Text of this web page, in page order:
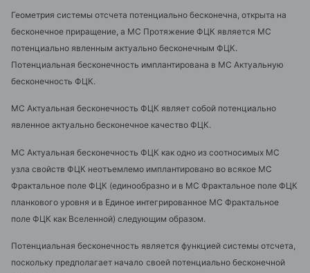
Геометрия системы отсчета потенциально бесконечна, открыта на
бесконечное приращение, а МС Протяжение ФЦК является МС
потенциально явленным актуально бесконечным ФЦК.
Потенциальная бесконечность имплантирована в МС Актуальную
бесконечность ФЦК.
МС Актуальная бесконечность ФЦК являет собой потенциально
явленное актуально бесконечное качество ФЦК.
МС Актуальная бесконечность ФЦК как одно из соотносимых МС
узла свойств ФЦК неотъемлемо имплантировано во всякое МС
Фрактальное поле ФЦК (единообразно и в МС Фрактальное поле ФЦК
планкового уровня и в Единое интегрированное МС Фрактальное
поле ФЦК как Вселенной) следующим образом.
Потенциальная бесконечность является функцией системы отсчета,
поскольку предполагает начало своей потенциально бесконечной